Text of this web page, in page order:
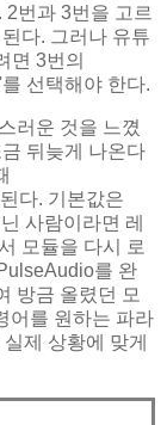
번과 3번을 고르
다. 그러나 유튜
면 3번의
선택해야 한다.
러운 것을 느꼈
뒤늦게 나온다
다. 기본값은
사람이라면 레
모듈을 다시 로
를 완
방금 올렸던 모
어를 원하는 파라
제 상황에 맞게